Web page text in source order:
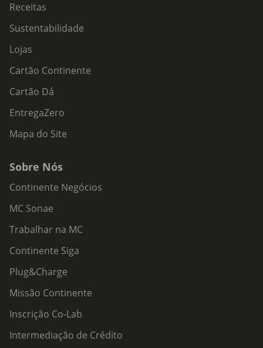
Receitas
Sustentabilidade
Lojas
Cartão Continente
Cartão Dá
EntregaZero
Mapa do Site
Sobre Nós
Continente Negócios
MC Sonae
Trabalhar na MC
Continente Siga
Plug&Charge
Missão Continente
Inscrição Co-Lab
Intermediação de Crédito